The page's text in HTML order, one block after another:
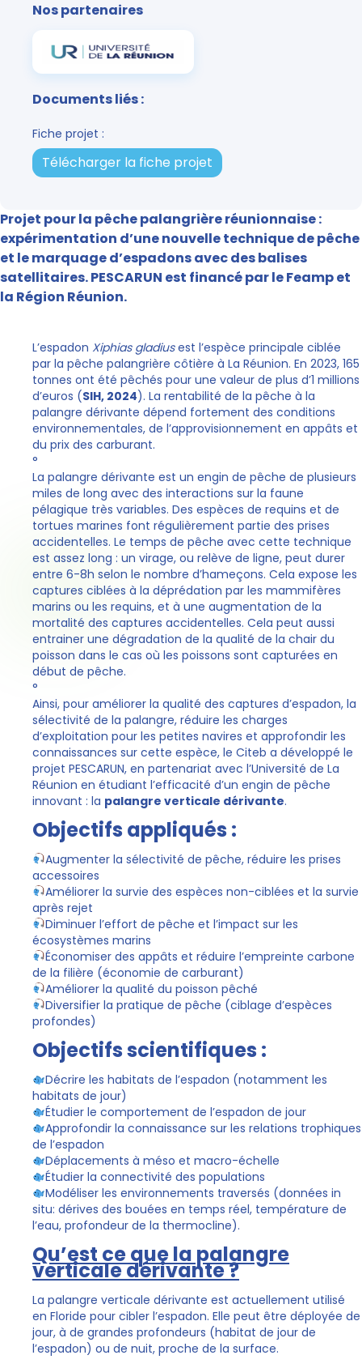
Nos partenaires
Documents liés :
Fiche projet :
Télécharger la fiche projet
Projet pour la pêche palangrière réunionnaise :
expérimentation d’une nouvelle technique de pêche
et le marquage d’espadons avec des balises
satellitaires. PESCARUN est financé par le Feamp et
la Région Réunion.
L’espadon Xiphias gladiusest l’espèce principale ciblée
par la pêche palangrière côtière à La Réunion. En 2023, 165
tonnes ont été pêchés pour une valeur de plus d’1 millions
d’euros (SIH, 2024). La rentabilité de la pêche à la
palangre dérivante dépend fortement des conditions
environnementales, de l’approvisionnement en appâts et
du prix des carburant.
°
La palangre dérivante est un engin de pêche de plusieurs
miles de long avec des interactions sur la faune
pélagique très variables. Des espèces de requins et de
tortues marines font régulièrement partie des prises
accidentelles. Le temps de pêche avec cette technique
est assez long : un virage, ou relève de ligne, peut durer
entre 6-8h selon le nombre d’hameçons. Cela expose les
captures ciblées à la déprédation par les mammifères
marins ou les requins, et à une augmentation de la
mortalité des captures accidentelles. Cela peut aussi
entrainer une dégradation de la qualité de la chair du
poisson dans le cas où les poissons sont capturées en
début de pêche.
°
Ainsi, pour améliorer la qualité des captures d’espadon, la
sélectivité de la palangre, réduire les charges
d’exploitation pour les petites navires et approfondir les
connaissances sur cette espèce, le Citeb a développé le
projet PESCARUN, en partenariat avec l’Université de La
Réunion en étudiant l’efficacité d’un engin de pêche
innovant : la palangre verticale dérivante.
Objectifs appliqués :
Augmenter la sélectivité de pêche, réduire les prises
accessoires
Améliorer la survie des espèces non-ciblées et la survie
après rejet
Diminuer l’effort de pêche et l’impact sur les
écosystèmes marins
Économiser des appâts et réduire l’empreinte carbone
de la filière (économie de carburant)
Améliorer la qualité du poisson pêché
Diversifier la pratique de pêche (ciblage d’espèces
profondes)
Objectifs scientifiques :
Décrire les habitats de l’espadon (notamment les
habitats de jour)
Étudier le comportement de l’espadon de jour
Approfondir la connaissance sur les relations trophiques
de l’espadon
Déplacements à méso et macro-échelle
Étudier la connectivité des populations
Modéliser les environnements traversés (données in
situ: dérives des bouées en temps réel, température de
l’eau, profondeur de la thermocline).
Qu’est ce que la palangre
verticale dérivante ?
La palangre verticale dérivante est actuellement utilisé
en Floride pour cibler l’espadon. Elle peut être déployée de
jour, à de grandes profondeurs (habitat de jour de
l’espadon) ou de nuit, proche de la surface.